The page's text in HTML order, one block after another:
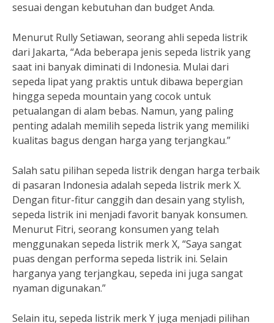
sesuai dengan kebutuhan dan budget Anda.
Menurut Rully Setiawan, seorang ahli sepeda listrik
dari Jakarta, “Ada beberapa jenis sepeda listrik yang
saat ini banyak diminati di Indonesia. Mulai dari
sepeda lipat yang praktis untuk dibawa bepergian
hingga sepeda mountain yang cocok untuk
petualangan di alam bebas. Namun, yang paling
penting adalah memilih sepeda listrik yang memiliki
kualitas bagus dengan harga yang terjangkau.”
Salah satu pilihan sepeda listrik dengan harga terbaik
di pasaran Indonesia adalah sepeda listrik merk X.
Dengan fitur-fitur canggih dan desain yang stylish,
sepeda listrik ini menjadi favorit banyak konsumen.
Menurut Fitri, seorang konsumen yang telah
menggunakan sepeda listrik merk X, “Saya sangat
puas dengan performa sepeda listrik ini. Selain
harganya yang terjangkau, sepeda ini juga sangat
nyaman digunakan.”
Selain itu, sepeda listrik merk Y juga menjadi pilihan